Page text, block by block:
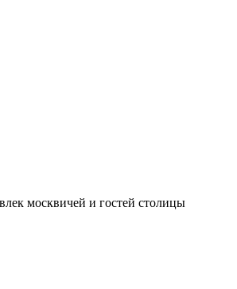
москвичей и гостей столицы